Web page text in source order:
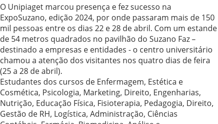
O Unipiaget marcou presença e fez sucesso na
ExpoSuzano, edição 2024, por onde passaram mais de 150
mil pessoas entre os dias 22 e 28 de abril. Com um estande
de 54 metros quadrados no pavilhão do Suzano Faz –
destinado a empresas e entidades - o centro universitário
chamou a atenção dos visitantes nos quatro dias de feira
(25 a 28 de abril).
Estudantes dos cursos de Enfermagem, Estética e
Cosmética, Psicologia, Marketing, Direito, Engenharias,
Nutrição, Educação Física, Fisioterapia, Pedagogia, Direito,
Gestão de RH, Logística, Administração, Ciências